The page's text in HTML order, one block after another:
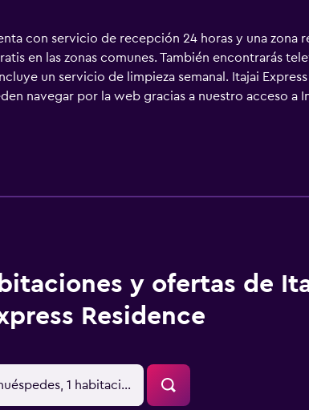
con servicio de recepción 24 horas y una zona
en las zonas comunes. También encontrarás
un servicio de limpieza semanal. Itajai
navegar por la web gracias a nuestro acceso a
todos los días.
y ofertas de
Residence
1 habitación